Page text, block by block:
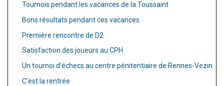
Tournois pendant les vacances de la Toussaint
Bons résultats pendant ces vacances
Première rencontre de D2
Satisfaction des joueurs au CPH
Un tournoi d'échecs au centre pénitentiaire de Rennes-Vezin
C'est la rentrée